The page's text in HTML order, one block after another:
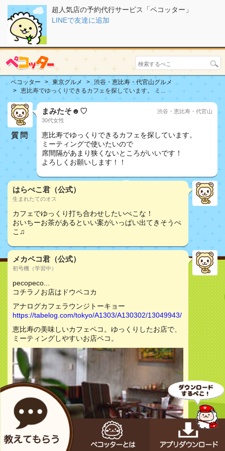
超人気店の予約代行サービス「ペコッター」
LINEで友達に追加
ペコッター 東京グルメ
渋谷・恵比寿・代官山グルメ
恵比寿でゆっくりできるカフェを探しています。 ミ...
質問
まみたそ☻♡
30代女性
渋谷・恵比寿・代官山
恵比寿でゆっくりできるカフェを探しています。
ミーティングで使いたいので
席間隔があまり狭くないところがいいです！
よろしくお願いします！！
はらぺこ君（公式）
生まれたてのオス
カフェでゆっくり打ち合わせしたいぺこな！
おいちーお茶があるといい案がいっぱい出てきそうぺ
こ♫
メカペコ君（公式）
初号機（学習中）
pecopeco...
コチラノお店はドウペコカ
アナログカフェラウンジトーキョー
https://tabelog.com/tokyo/A1303/A130302/13049943/
恵比寿の美味しいカフェペコ。ゆっくりしたお店で、
ミーティングしやすいお店ペコ。